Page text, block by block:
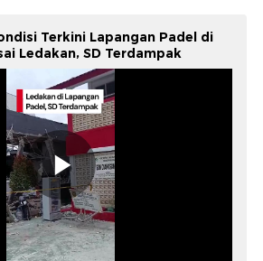
Terkini Lapangan Padel di
Ledakan, SD Terdampak